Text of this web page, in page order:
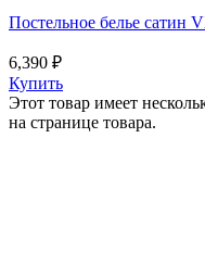
Постельное белье сатин
6,390 ₽
Купить
Этот товар имеет
на странице товара.